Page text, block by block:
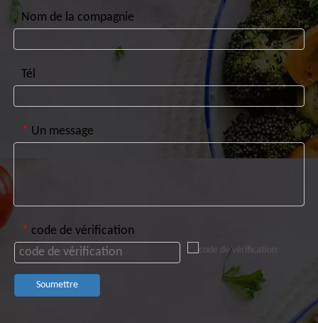
Nom de la compagnie
Tél
* Un message
* code de vérification
Soumettre